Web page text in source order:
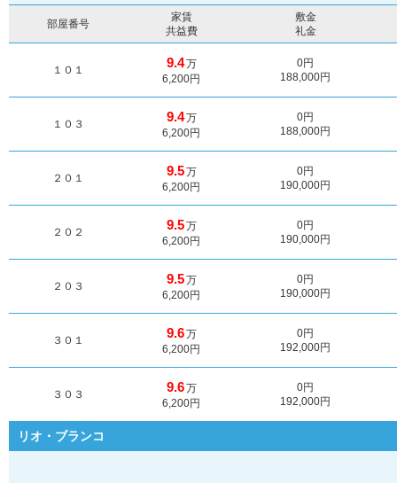
部屋番号
家賃
共益費
敷金
礼金
１０１ 9.4万
6,200円
0円
188,000円
１０３ 9.4万
6,200円
0円
188,000円
２０１ 9.5万
6,200円
0円
190,000円
２０２ 9.5万
6,200円
0円
190,000円
２０３ 9.5万
6,200円
0円
190,000円
３０１ 9.6万
6,200円
0円
192,000円
３０３ 9.6万
6,200円
0円
192,000円
リオ・ブランコ